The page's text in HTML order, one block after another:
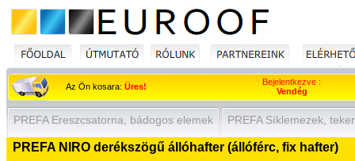
Az Ön kosara: Üres!
Bejelentkezve :
Vendég
PREFA Ereszcsatorna, bádogos elemek PREFA Síklemezek,
PREFA NIRO derékszögű állóhafter (állóférc, fix hafter)